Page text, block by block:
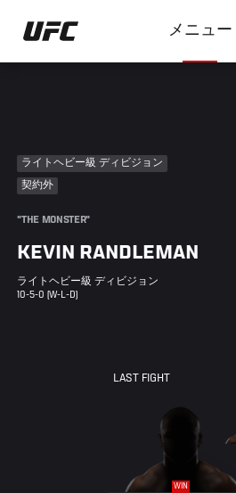
イ
ン
ン
ツ
に
移
動
メニュー
ライトヘビー級 ディビジョン
契約外
"THE MONSTER"
KEVIN RANDLEMAN
ライトヘビー級 ディビジョン
10-5-0 (W-L-D)
LAST FIGHT
WIN